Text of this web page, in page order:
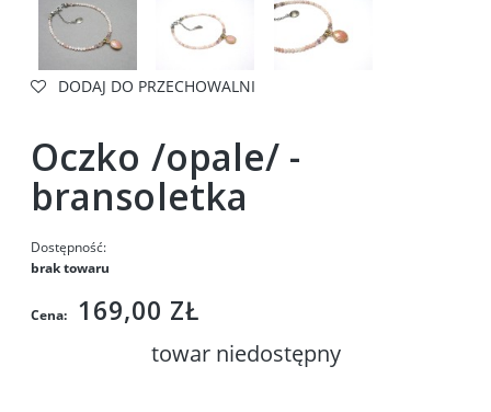
DODAJ DO PRZECHOWALNI
Oczko /opale/ -
bransoletka
Dostępność:
brak towaru
Cena: 169,00 ZŁ
towar niedostępny